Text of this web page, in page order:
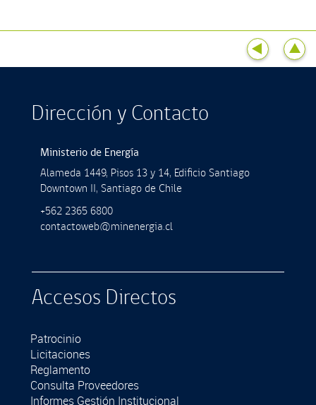
Dirección y Contacto
Ministerio de Energía
Alameda 1449, Pisos 13 y 14, Ediﬁcio Santiago
Downtown II, Santiago de Chile
+562 2365 6800
contactoweb@minenergia.cl
Accesos Directos
Patrocinio
Licitaciones
Reglamento
Consulta Proveedores
Informes Gestión Institucional